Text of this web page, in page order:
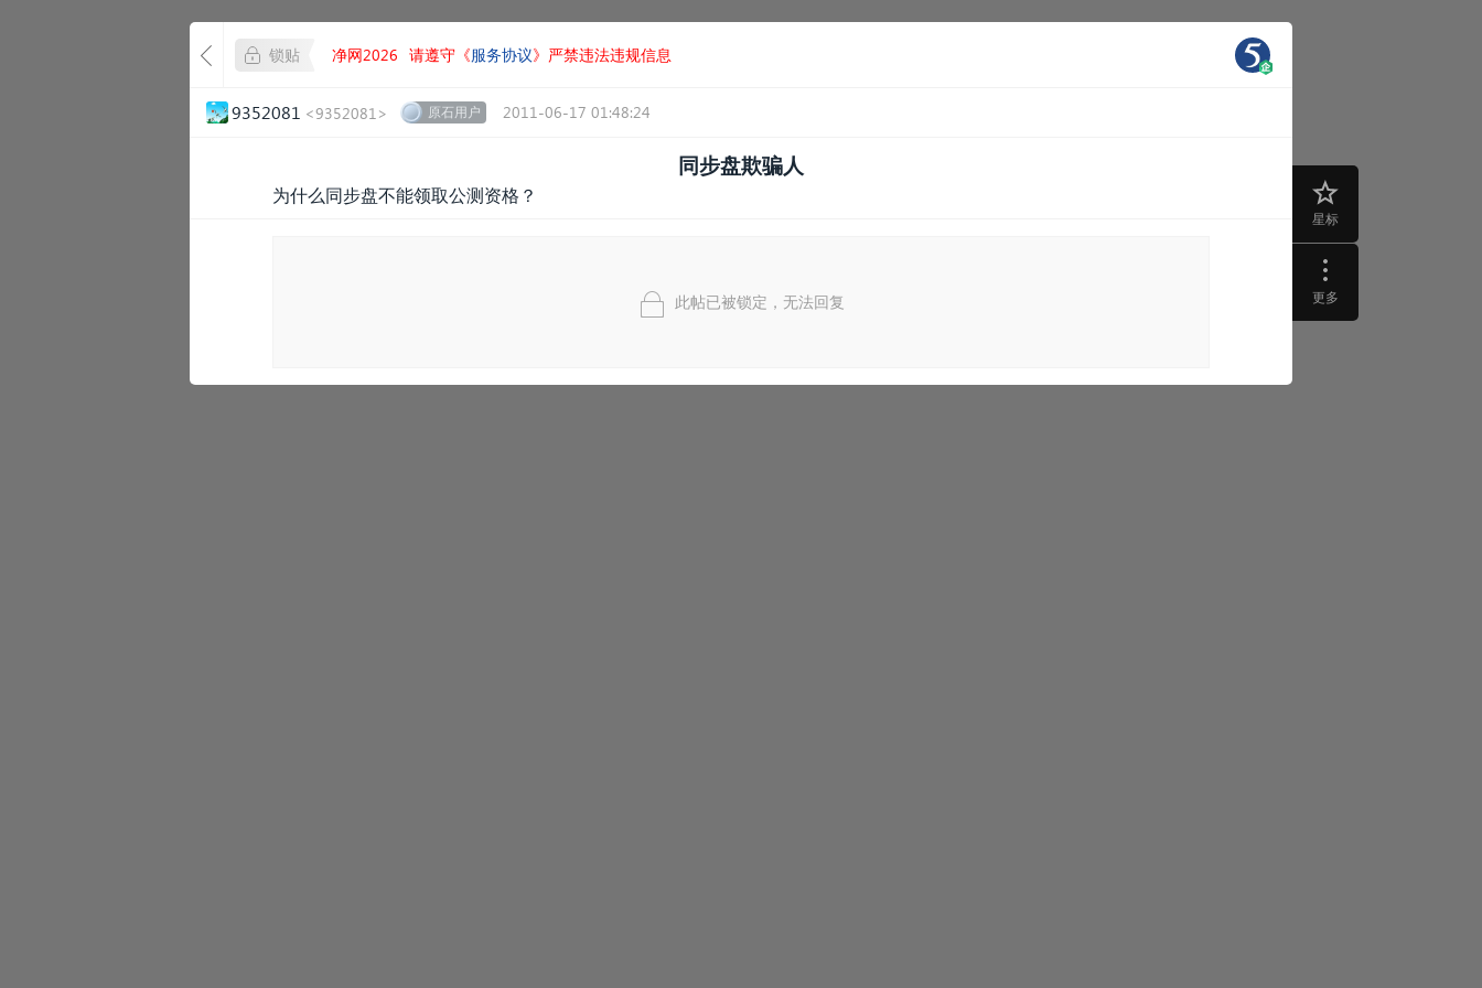
星标
更多
锁贴 净网2026 请遵守《服务协议》严禁违法违规信息
9352081 <9352081> 原石用户 2011-06-17 01:48:24
同步盘欺骗人
为什么同步盘不能领取公测资格？
此帖已被锁定，无法回复